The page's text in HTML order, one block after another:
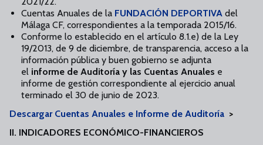
Cuentas Anuales de la FUNDACIÓN DEPORTIVA del
Málaga CF, correspondientes a la temporada 2015/16.
Conforme lo establecido en el artículo 8.1.e) de la Ley
19/2013, de 9 de diciembre, de transparencia, acceso a la
información pública y buen gobierno se adjunta
el informe de Auditoría y las Cuentas Anuales e
informe de gestión correspondiente al ejercicio anual
terminado el 30 de junio de 2023.
Descargar Cuentas Anuales e Informe de Auditoría >
II. INDICADORES ECONÓMICO-FINANCIEROS